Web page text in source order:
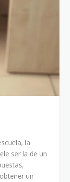
la
ser la de un
un